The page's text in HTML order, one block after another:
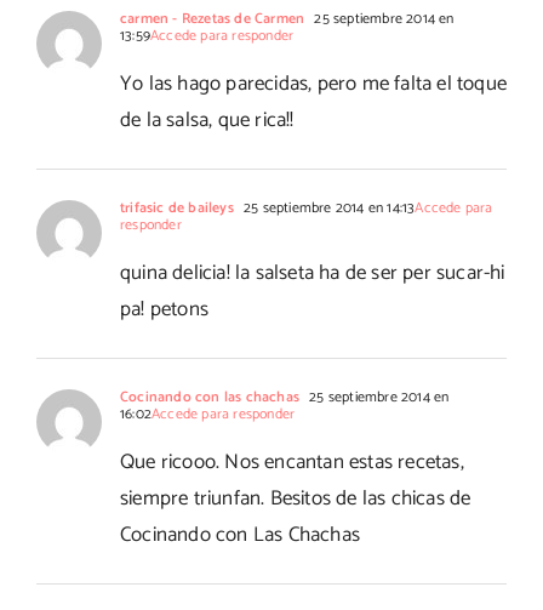
carmen - Rezetas de Carmen 25 septiembre 2014 en
13:59Accede para responder
Yo las hago parecidas, pero me falta el toque
de la salsa, que rica!!
trifasic de baileys 25 septiembre 2014 en 14:13Accede para
responder
quina delicia! la salseta ha de ser per sucar-hi
pa! petons
Cocinando con las chachas 25 septiembre 2014 en
16:02Accede para responder
Que ricooo. Nos encantan estas recetas,
siempre triunfan. Besitos de las chicas de
Cocinando con Las Chachas